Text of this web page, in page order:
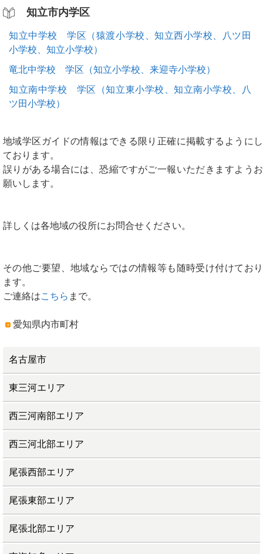
知立市内学区
知立中学校 学区（猿渡小学校、知立西小学校、八ツ田
小学校、知立小学校）
竜北中学校 学区（知立小学校、来迎寺小学校）
知立南中学校 学区（知立東小学校、知立南小学校、八
ツ田小学校）
地域学区ガイドの情報はできる限り正確に掲載するようにし
ております。
誤りがある場合には、恐縮ですがご一報いただきますようお
願いします。
詳しくは各地域の役所にお問合せください。
その他ご要望、地域ならではの情報等も随時受け付けており
ます。
ご連絡はこちら まで。
愛知県内市町村
名古屋市
東三河エリア
西三河南部エリア
西三河北部エリア
尾張西部エリア
尾張東部エリア
尾張北部エリア